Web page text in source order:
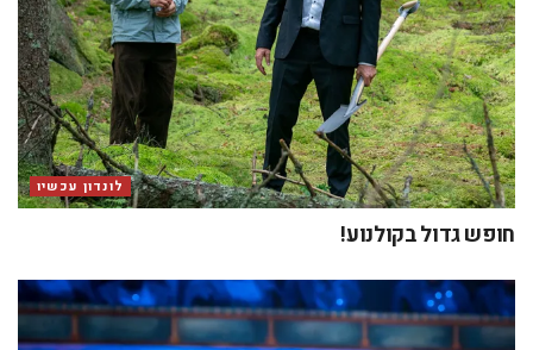
לונדון עכשיו
חופש גדול בקולנוע!